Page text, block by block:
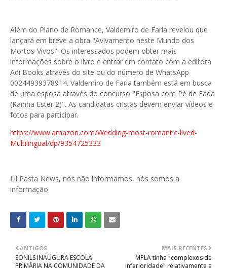
Além do Plano de Romance, Valdemiro de Faria revelou que
lançará em breve a obra "Avivamento neste Mundo dos
Mortos-Vivos". Os interessados podem obter mais
informações sobre o livro e entrar em contato com a editora
Adi Books através do site ou do número de WhatsApp
00244939378914. Valdemiro de Faria também está em busca
de uma esposa através do concurso "Esposa com Pé de Fada
(Rainha Ester 2)". As candidatas cristãs devem enviar vídeos e
fotos para participar.
https://www.amazon.com/Wedding-most-romantic-lived-
Multilingual/dp/9354725333
Lil Pasta News, nós não informamos, nós somos a
informação
MAIS RECENTES
MPLA tinha "complexos de
inferioridade" relativamente a
ANTIGOS
SONILS INAUGURA ESCOLA
PRIMÁRIA NA COMUNIDADE DA